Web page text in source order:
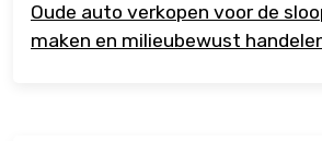
Oude auto verkopen voor de
maken en milieubewust